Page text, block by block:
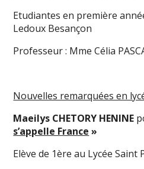
Etudiantes en première
Ledoux Besançon
Professeur : Mme Célia
Nouvelles remarquées en
Maeilys CHETORY HENINE
s’appelle France »
Elève de 1ère au Lycée Saint